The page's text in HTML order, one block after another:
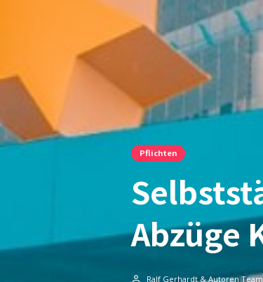
Pflichten
Abzüge
Ralf Gerhardt & Autoren Team